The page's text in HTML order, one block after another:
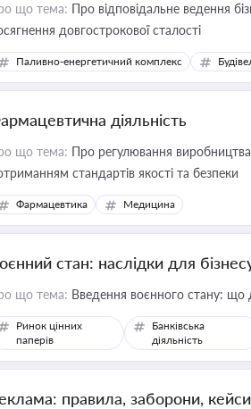
що тема: Про відповідальне ведення
довгострокової сталості
Паливно-енергетичний комплекс
діяльність
що тема: Про регулювання
стандартів якості та безпеки
Фармацевтика Медицина
стан: наслідки для
що тема: Введення воєнного стану: що
Ринок цінних
паперів
Банківська
діяльність
правила, заборони, кейси